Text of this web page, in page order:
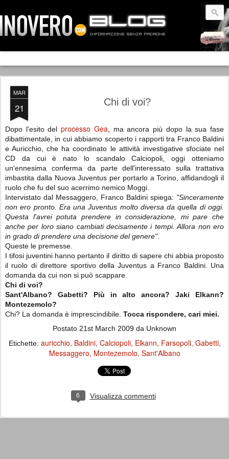
MAR
21 Chi di voi?
Dopo l'esito delprocesso Gea , ma ancora più dopo la sua fase
dibattimentale, in cui abbiamo scoperto i rapporti tra Franco Baldini
e Auricchio, che ha coordinato le attività investigative sfociate nel
CD da cui è nato lo scandalo Calciopoli, oggi otteniamo
un'ennesima conferma da parte dell'interessato sulla trattativa
imbastita dalla Nuova Juventus per portarlo a Torino, affidandogli il
ruolo che fu del suo acerrimo nemico Moggi.
Intervistato dal Messaggero, Franco Baldini spiega: "Sinceramente
non ero pronto. Era una Juventus molto diversa da quella di oggi.
Questa l'avrei potuta prendere in considerazione, mi pare che
anche per loro siano cambiati decisamente i tempi. Allora non ero
in grado di prendere una decisione del genere".
Queste le premesse.
I tifosi juventini hanno pertanto il diritto di sapere chi abbia proposto
il ruolo di direttore sportivo della Juventus a Franco Baldini. Una
domanda da cui non si può scappare.
Chi di voi?
Sant'Albano? Gabetti? Più in alto ancora? Jaki Elkann?
Montezemolo?
Chi? La domanda è imprescindibile. Tocca rispondere, cari miei.
Postato 21st March 2009 da Unknown
Etichette: auricchio Baldini Calciopoli Elkann Farsopoli Gabetti
Messaggero Montezemolo Sant'Albano
6 Visualizza commenti